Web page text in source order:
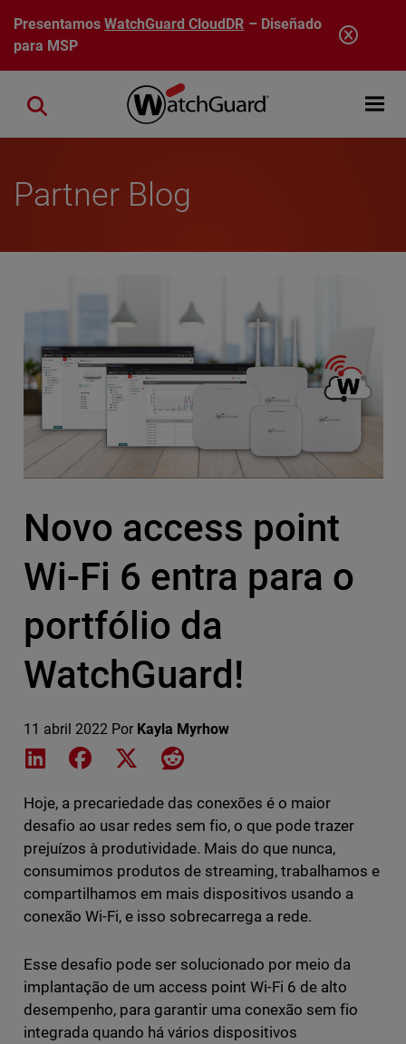
Pasar al contenido principal
PresentamosWatchGuard CloudDR – Diseñado
para MSP
Open
Close search
Partner Blog
Novo access point
Wi-Fi 6 entra para o
portfólio da
WatchGuard!
11 abril 2022 Por Kayla Myrhow
Share on LinkedIn
Share on Facebook
Share on XShare on Reddit
Hoje, a precariedade das conexões é o maior
desafio ao usar redes sem fio, o que pode trazer
prejuízos à produtividade. Mais do que nunca,
consumimos produtos de streaming, trabalhamos e
compartilhamos em mais dispositivos usando a
conexão Wi-Fi, e isso sobrecarrega a rede.
Esse desafio pode ser solucionado por meio da
implantação de um access point Wi-Fi 6 de alto
desempenho, para garantir uma conexão sem fio
integrada quando há vários dispositivos